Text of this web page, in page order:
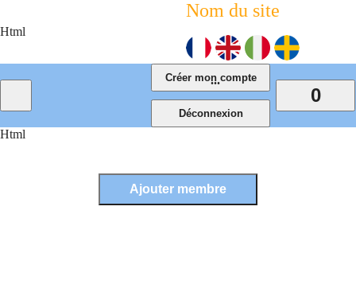
Html
Nom du site
Html
0
...